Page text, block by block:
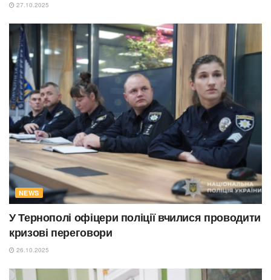
27.10.2025
NEWS
У Тернополі офіцери поліції вчилися проводити
кризові переговори
26.10.2025